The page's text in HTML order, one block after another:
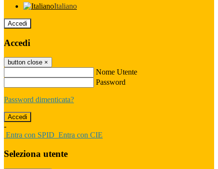
Italiano
Accedi
Accedi
button close ×
Nome Utente
Password
Password dimenticata?
-
Entra con SPID Entra con CIE
Seleziona utente